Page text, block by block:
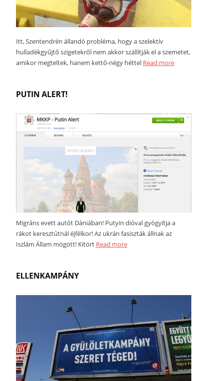
Itt, Szentendrén állandó probléma, hogy a szelektív
hulladékgyűjtő szigetekről nem akkor szállítják el a szemetet,
amikor megteltek, hanem kettő-négy héttel Read more
PUTIN ALERT!
Migráns evett autót Dániában! Putyin dióval gyógyítja a
rákot keresztútnál éjfélkor! Az ukrán fasiszták állnak az
Iszlám Állam mögött! Kitört Read more
ELLENKAMPÁNY